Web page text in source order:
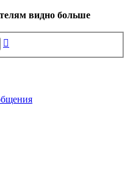
видно больше